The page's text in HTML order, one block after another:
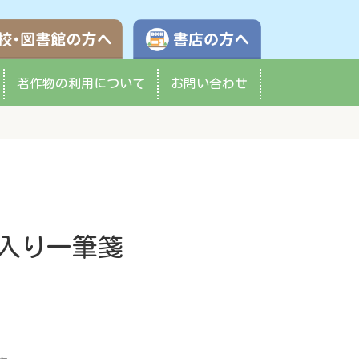
学校・図書館の方へ
著作物の利用について お問い合わせ
り一筆箋